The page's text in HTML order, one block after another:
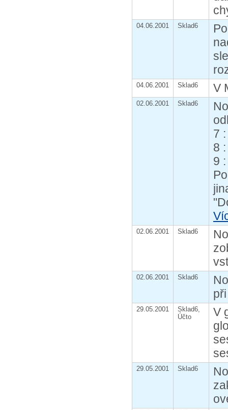
04.06.2001 Sklad6
04.06.2001 Sklad6 V
02.06.2001 Sklad6
7
8
9
02.06.2001 Sklad6
02.06.2001 Sklad6
29.05.2001
Sklad6,
Účto
V
29.05.2001 Sklad6